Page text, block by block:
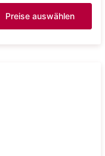
Preise auswählen